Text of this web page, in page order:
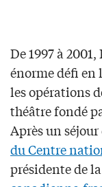
De 1997 à
énorme défi en
les opérations
théâtre fondé
Après un
du Centre
présidente de la